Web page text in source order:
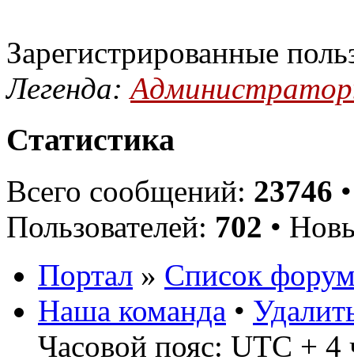
Зарегистрированные
Легенда:
Статистика
Всего сообщений: 23746
Пользователей: 702 •
Портал » Список
Наша команда •
Часовой пояс: UTC + 4